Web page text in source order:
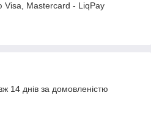
Visa, Mastercard - LiqPay
14 днів за домовленістю